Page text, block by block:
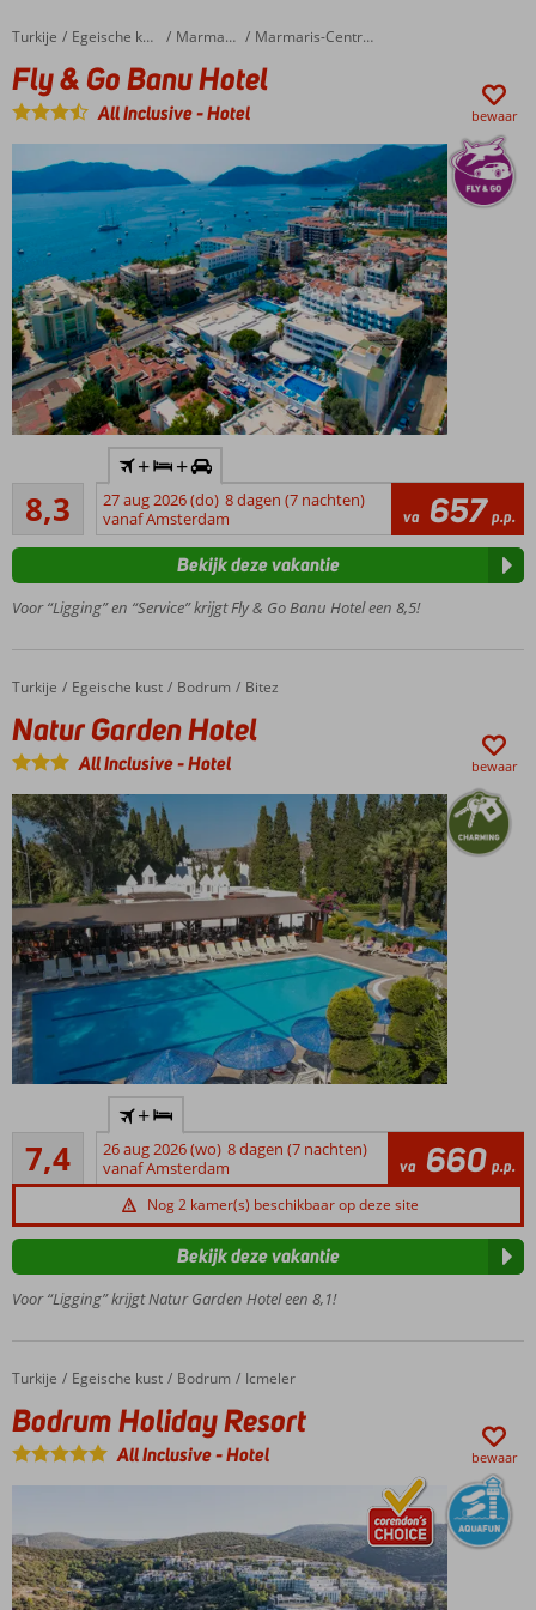
welk
hotel
Home
Turkije Egeische kust Marmaris Marmaris-Centrum
Fly & Go Banu Hotel
Fly & Go Banu Hotel
All Inclusive-Hotel bewaar
Al
jarenlang
favoriet
Dicht
bij het
Prima prijs-
kwaliteit
Kleinschalig
hotel
8,3Zeer goed
207
beoordelingen
+ +
27 aug 2026 (do) 8 dagen (7 nachten)
vanaf Amsterdam
va 657 p.p.
Voor “Ligging” en “Service” krijgt Fly & Go Banu Hotel een 8,5!
Bekijk deze vakantie
Home
Turkije Egeische kust Bodrum Bitez
Natur Garden Hotel
Natur Garden Hotel
All Inclusive-Hotel bewaar
strand
Heerlijk
buffetrestaurant
O.b.v. All
Groot
zwembad
7,4
Voldoende/goed
16
beoordelingen
+
26 aug 2026 (wo) 8 dagen (7 nachten)
vanaf Amsterdam
va 660 p.p.
Nog 2 kamer(s) beschikbaar op deze site
Voor “Ligging” krijgt Natur Garden Hotel een 8,1!
Bekijk deze vakantie
Home
Turkije Egeische kust Bodrum Icmeler
Bodrum Holiday Resort
Bodrum Holiday Resort
All Inclusive-Hotel bewaar